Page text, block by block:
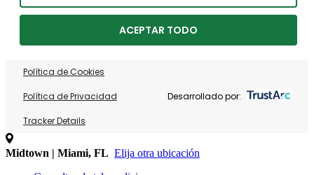
ACEPTAR TODO
Política de Cookies
Política de Privacidad
Tracker Details
Desarrollado por:
Midtown | Miami, FL Elija otra ubicación